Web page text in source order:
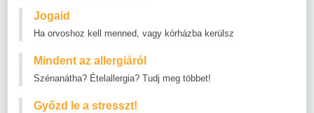
Jogaid
Ha orvoshoz kell menned, vagy kórházba kerülsz
Mindent az allergiáról
Szénanátha? Ételallergia? Tudj meg többet!
Győzd le a stresszt!